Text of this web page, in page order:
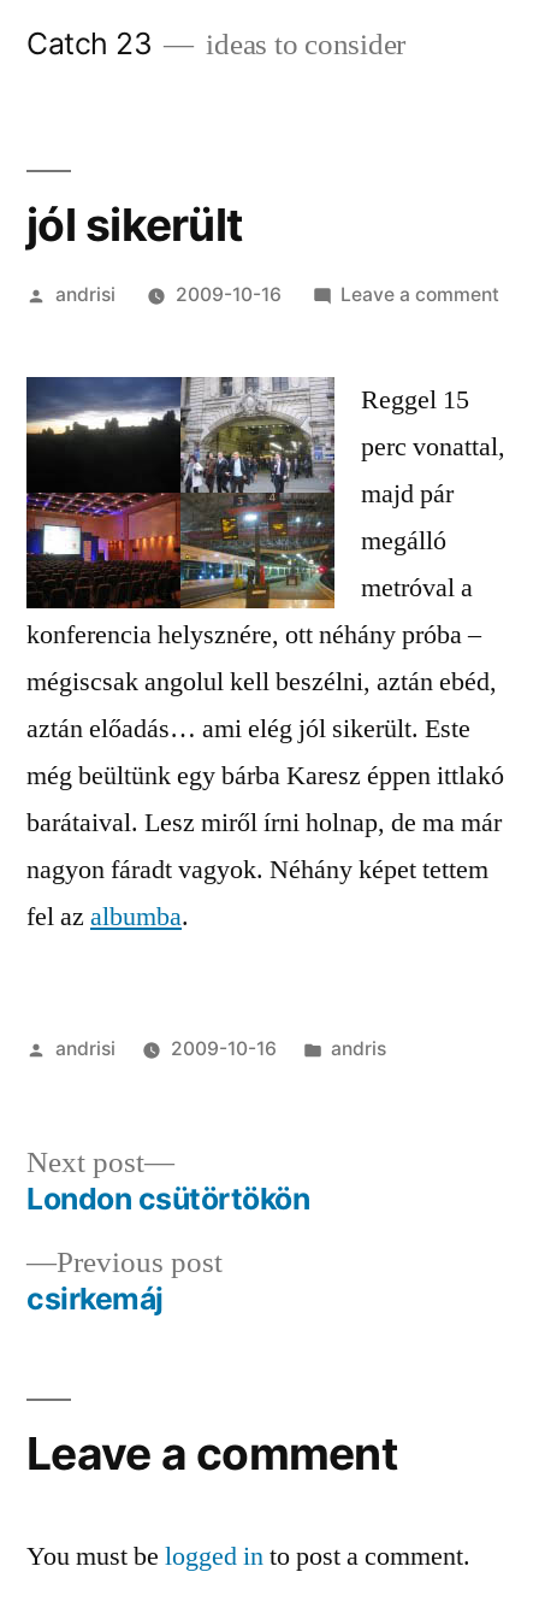
Catch 23 ideas to consider
jól sikerült
Posted
andrisi 2009-10-16 Leave a comment
Reggel 15
perc vonattal,
majd pár
megálló
metróval a
konferencia helysznére, ott néhány próba –
mégiscsak angolul kell beszélni, aztán ebéd,
aztán előadás… ami elég jól sikerült. Este
még beültünk egy bárba Karesz éppen ittlakó
barátaival. Lesz miről írni holnap, de ma már
nagyon fáradt vagyok. Néhány képet tettem
fel az albumba.
Posted
andrisi 2009-10-16
Posted
andris
Post
navigation
Previous postPrevious
csirkemáj
Next post
Next
post:
London csütörtökön
Leave a comment
You must be logged into post a comment.